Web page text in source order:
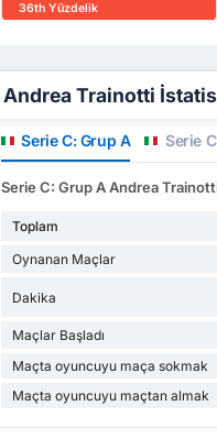
36th Yüzdelik
Andrea Trainotti
Serie C: Grup A Serie
Serie C: Grup A Andrea
Toplam
Oynanan Maçlar
Dakika
Maçlar Başladı
Maçta oyuncuyu maça sokmak
Maçta oyuncuyu maçtan almak